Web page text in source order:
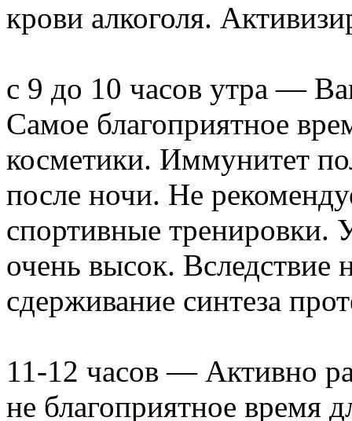
крови алкоголя.
с 9 до 10 часов утра —
Самое благоприятное
косметики. Иммунитет
после ночи. Не
спортивные тренировки.
очень высок. Вследствие
сдерживание синтеза
11-12 часов — Активно
не благоприятное время